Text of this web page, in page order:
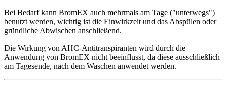
Bei Bedarf kann BromEX auch mehrmals am Tage ("unterwegs")
benutzt werden, wichtig ist die Einwirkzeit und das Abspülen oder
gründliche Abwischen anschließend.
Die Wirkung von AHC-Antitranspiranten wird durch die
Anwendung von BromEX nicht beeinflusst, da diese ausschließlich
am Tagesende, nach dem Waschen anwendet werden.